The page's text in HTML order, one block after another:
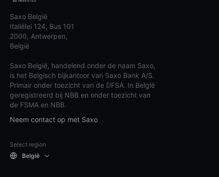
Saxo België
Italiëlei 124, Bus 101
2000, Antwerpen,
België
Saxo België, handelend onder de naam Saxo,
is het Belgisch bijkantoor van Saxo Bank A/S.
Primair onder toezicht van de DFSA. In België
geregistreerd bij NBB en onder toezicht van
de FSMA en NBB.
Neem contact op met Saxo
Select region
België